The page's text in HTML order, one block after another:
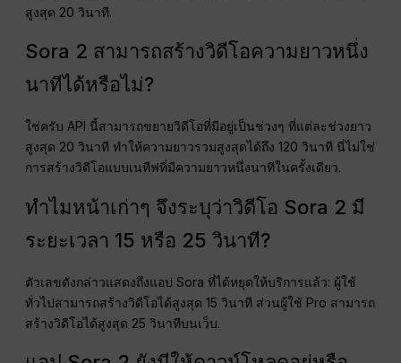
สูงสุด 20 วินาที.
Sora 2 สามารถสร้างวิดีโอความยาวหนึ่ง
นาทีได้หรือไม่?
ใช่ครับ API นี้สามารถขยายวิดีโอที่มีอยู่เป็นช่วงๆ ที่แต่ละช่วงยาว
สูงสุด 20 วินาที ทำให้ความยาวรวมสูงสุดได้ถึง 120 วินาที นี่ไม่ใช่
การสร้างวิดีโอแบบเนทีฟที่มีความยาวหนึ่งนาทีในครั้งเดียว.
ทำไมหน้าเก่าๆ จึงระบุว่าวิดีโอ Sora 2 มี
ระยะเวลา 15 หรือ 25 วินาที?
ตัวเลขดังกล่าวแสดงถึงแอป Sora ที่ได้หยุดให้บริการแล้ว: ผู้ใช้
ทั่วไปสามารถสร้างวิดีโอได้สูงสุด 15 วินาที ส่วนผู้ใช้ Pro สามารถ
สร้างวิดีโอได้สูงสุด 25 วินาทีบนเว็บ.